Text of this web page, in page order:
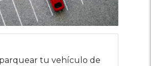
parquear tu vehículo de